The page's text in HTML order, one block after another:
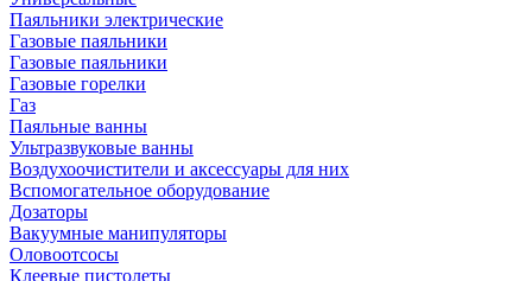
Паяльники электрические
Газовые паяльники
Газовые паяльники
Газовые горелки
Газ
Паяльные ванны
Ультразвуковые ванны
Воздухоочистители и аксессуары для них
Вспомогательное оборудование
Дозаторы
Вакуумные манипуляторы
Оловоотсосы
Клеевые пистолеты